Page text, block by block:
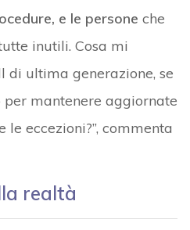
e le persone che
inutili. Cosa mi
di ultima generazione, se
per mantenere aggiornate
eccezioni?”, commenta
realtà